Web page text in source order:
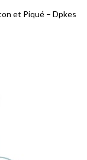
et Piqué – Dpkes